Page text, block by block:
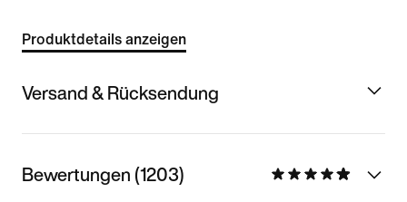
Produktdetails anzeigen
Versand & Rücksendung
Bewertungen (1203)